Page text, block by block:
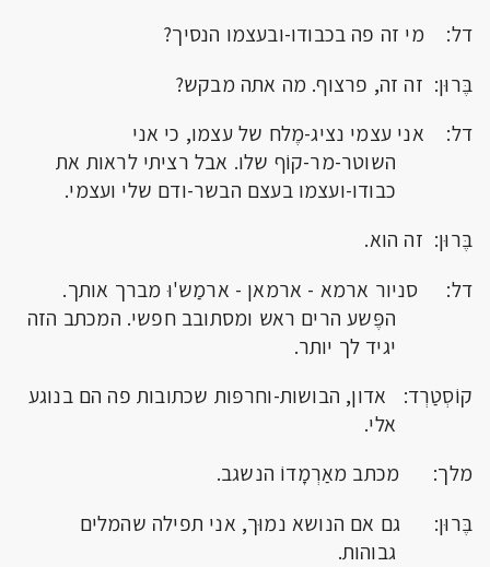
דל: מי זה פה בכבודו-ובעצמו הנסיך?
בֶּרוּן: זה זה, פרצוף. מה אתה מבקש?
דל: אני עצמי נציג-מֶלח של עצמו, כי אני
השוטר-מר-קוֹף שלו. אבל רציתי לראות את
כבודו-ועצמו בעצם הבשר-ודם שלי ועצמי.
בֶּרוּן: זה הוא.
דל: סניור ארמא - ארמאן - ארמַש'וּ מברך אותך.
הפֶּשע הרים ראש ומסתובב חפשי. המכתב הזה
יגיד לך יותר.
קוֹסְטַרְד: אדון, הבושות-וחרפּות שכתובות פה הם בנוגע
אלי.
מלך: מכתב מאַרְמָדוֹ הנשגב.
בֶּרוּן: גם אם הנושא נמוּך, אני תפילה שהמלים
גבוהות.